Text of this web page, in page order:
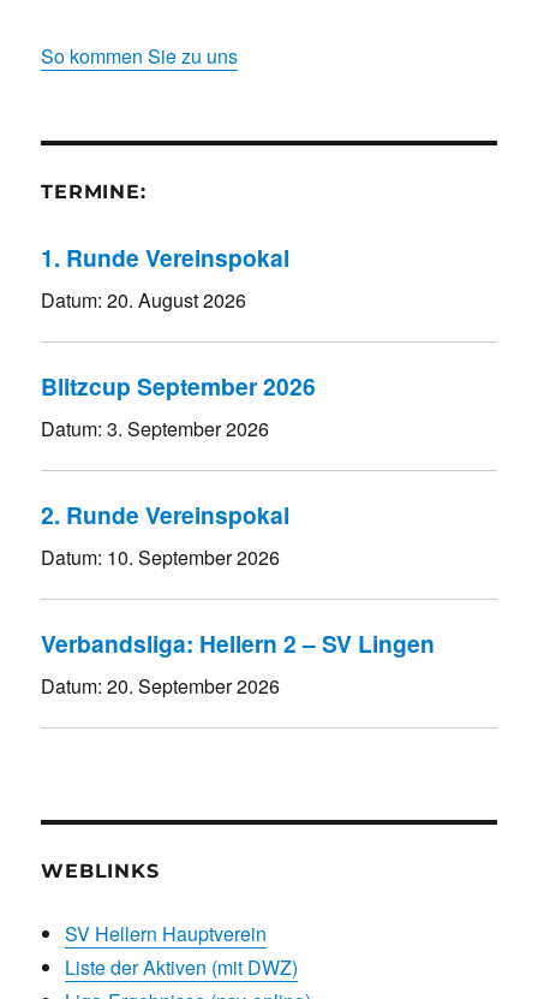
So kommen Sie zu uns
TERMINE:
1. Runde Vereinspokal
Datum:20. August 2026
Blitzcup September 2026
Datum:3. September 2026
2. Runde Vereinspokal
Datum: 10. September 2026
Verbandsliga: Hellern 2 – SV Lingen
Datum:20. September 2026
WEBLINKS
SV Hellern Hauptverein
Liste der Aktiven (mit DWZ)